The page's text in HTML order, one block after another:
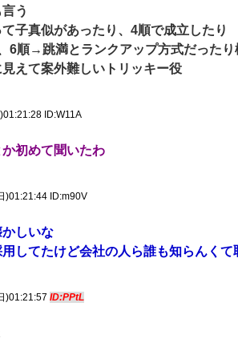
う
子真似があったり、4順で成立したり
6順→跳満とランクアップ方式だったり
えて案外難しいトリッキー役
ID:W11A
初めて聞いたわ
)01:21:44 ID:m90V
しいな
してたけど会社の人ら誰も知らんくて
)01:21:57 ID:PPtL